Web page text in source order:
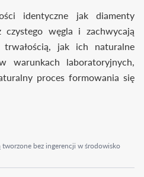
identyczne jak diamenty
węgla i zachwycają
jak ich naturalne
warunkach laboratoryjnych,
proces formowania się
bez ingerencji w środowisko